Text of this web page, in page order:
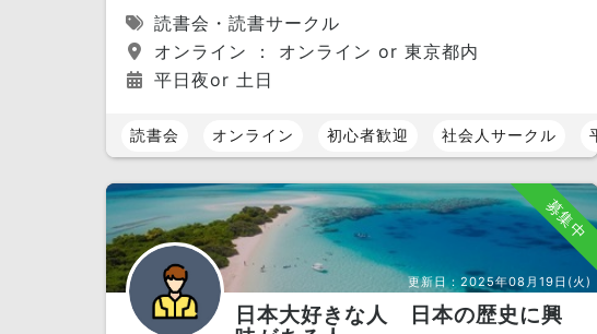
読書会・読書サークル
オンライン ： オンライン or 東京都内
平日夜or 土日
読書会 オンライン 初心者歓迎 社会人サークル
募集中
更新日： 2025年08月19日(火)
日本大好きな人 日本の歴史に興